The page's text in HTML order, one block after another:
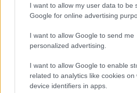
I want to allow my user data to be
Google for online advertising
I want to allow Google to send me
personalized advertising.
I want to allow Google to enable
related to analytics like cookies on
device identifiers in apps.
Látlelet a hazai
Egyetlen, fél